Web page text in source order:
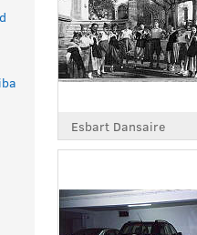
Esbart Dansaire